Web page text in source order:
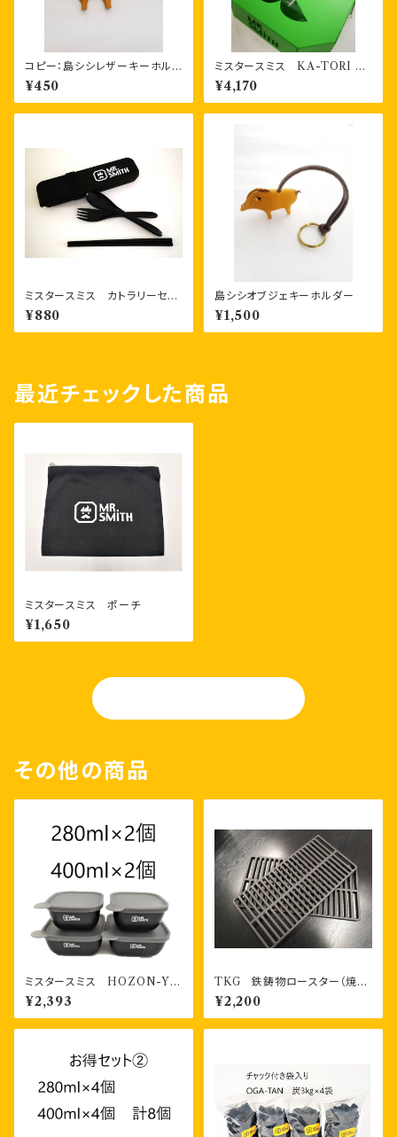
コピー：島シシレザーキーホルダ
ー 一枚もの
¥450
ミスタースミス KA-TORI 2
香取線香ホルダー（３色）
¥4,170
ミスタースミス カトラリーセッ
ト（フォーク、スプーン、お箸）
エコなバンブー素材製品
¥880
島シシオブジェキーホルダー
¥1,500
最近チェックした商品
ミスタースミス ポーチ
¥1,650
その他の商品
ミスタースミス HOZON-YO
KI 書き込める保存容器 28
0ml2個・400ml2個 計４個
お二人様セット
¥2,393
TKG 鉄鋳物ロースター（焼ア
ミ） １枚
¥2,200